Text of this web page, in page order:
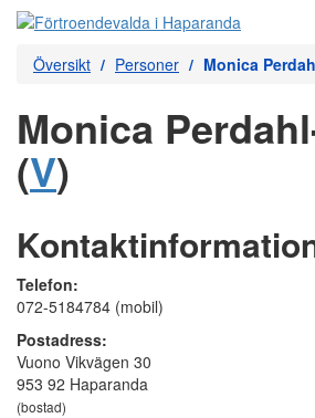
Översikt Personer Monica
Monica
(V)
Telefon:
072-5184784 (mobil)
Postadress:
Vuono Vikvägen 30
953 92 Haparanda
(bostad)